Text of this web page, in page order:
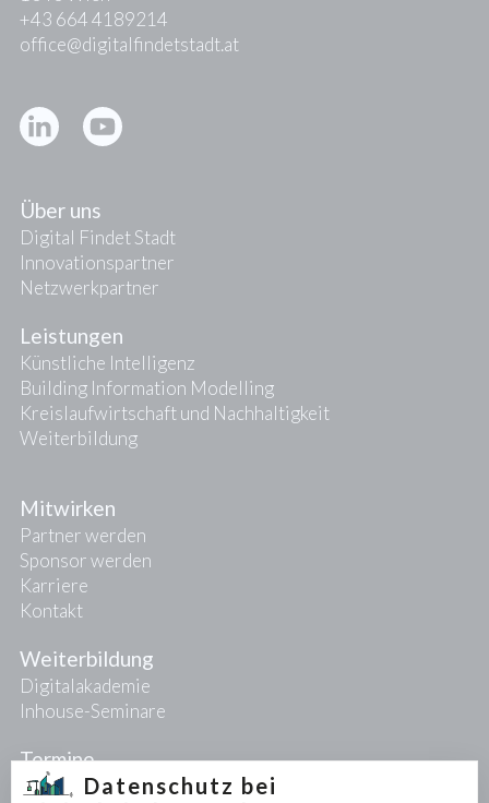
+43 664 4189214
office@digitalfindetstadt.at
Über uns
Digital Findet Stadt
Innovationspartner
Netzwerkpartner
Leistungen
Künstliche Intelligenz
Building Information Modelling
Kreislaufwirtschaft und Nachhaltigkeit
Weiterbildung
Mitwirken
Partner werden
Sponsor werden
Karriere
Kontakt
Weiterbildung
Digitalakademie
Inhouse-Seminare
Termine
Datenschutz bei